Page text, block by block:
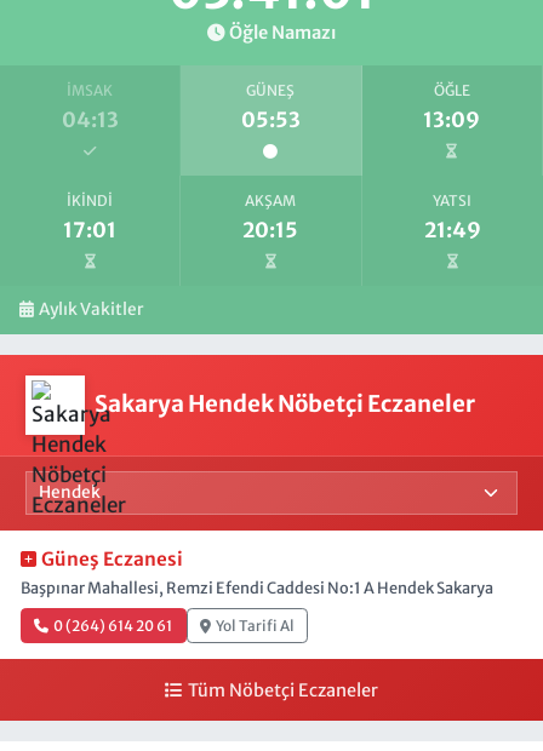
Öğle Namazı
İMSAK
04:13
GÜNEŞ
05:53
ÖĞLE
13:09
İKINDI
17:01
AKŞAM
20:15
YATSI
21:49
Aylık Vakitler
Sakarya Hendek Nöbetçi Eczaneler
Güneş Eczanesi
Başpınar Mahallesi, Remzi Efendi Caddesi No:1 A Hendek Sakarya
0 (264) 614 20 61 Yol Tarifi Al
Tüm Nöbetçi Eczaneler